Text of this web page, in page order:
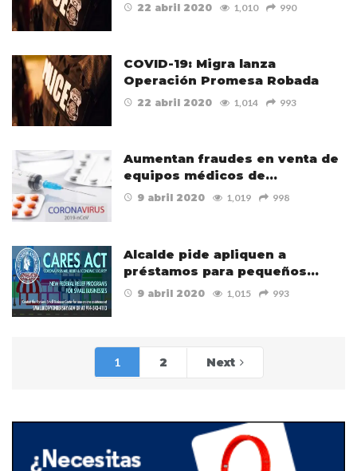
22 abril 2020 1,010 990
COVID-19: Migra lanza
Operación Promesa Robada
22 abril 2020 1,014 993
Aumentan fraudes en venta de
equipos médicos de…
9 abril 2020 1,019 998
Alcalde pide apliquen a
préstamos para pequeños…
9 abril 2020 1,015 993
1 2 Next